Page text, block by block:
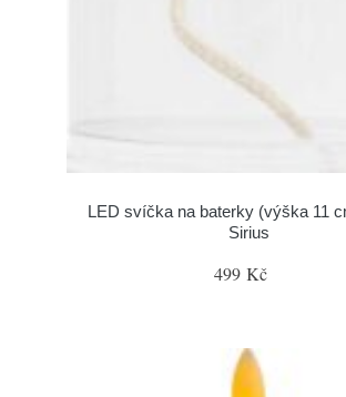
LED svíčka na baterky (výška 11
Sirius
499 Kč